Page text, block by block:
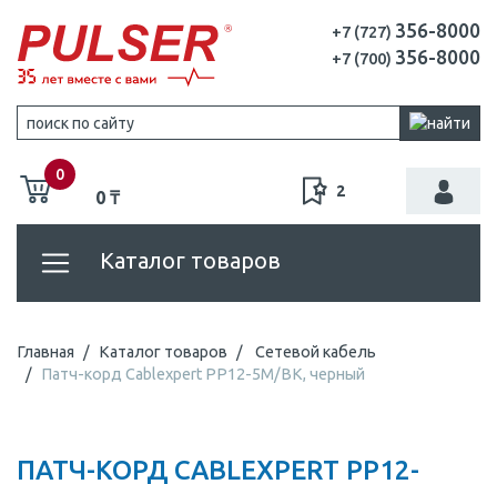
+7 (727) 356-8000
+7 (700) 356-8000
0
0 ₸ 2
Каталог товаров
Главная Каталог товаров
Сетевой кабель
Патч-корд Cablexpert PP12-5M/BK, черный
ПАТЧ-КОРД CABLEXPERT PP12-